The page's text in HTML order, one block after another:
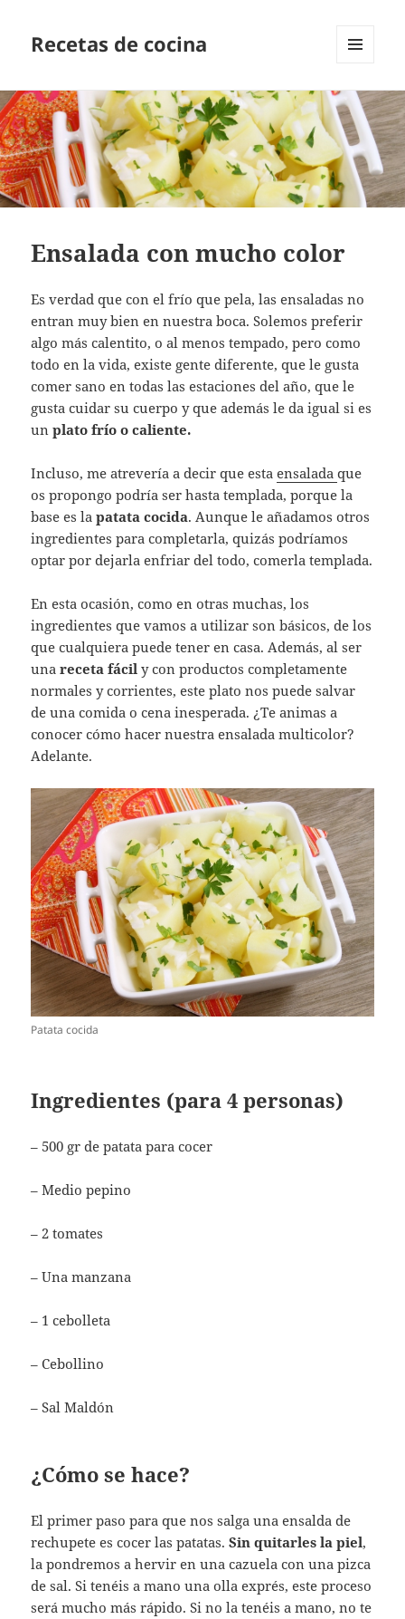
Recetas de cocina
WIDGETS
Ensalada con mucho color
Es verdad que con el frío que pela, las ensaladas no
entran muy bien en nuestra boca. Solemos preferir
algo más calentito, o al menos tempado, pero como
todo en la vida, existe gente diferente, que le gusta
comer sano en todas las estaciones del año, que le
gusta cuidar su cuerpo y que además le da igual si es
un plato frío o caliente.
Incluso, me atrevería a decir que estaensaladaque
os propongo podría ser hasta templada, porque la
base es la patata cocida. Aunque le añadamos otros
ingredientes para completarla, quizás podríamos
optar por dejarla enfriar del todo, comerla templada.
En esta ocasión, como en otras muchas, los
ingredientes que vamos a utilizar son básicos, de los
que cualquiera puede tener en casa. Además, al ser
una receta fácil y con productos completamente
normales y corrientes, este plato nos puede salvar
de una comida o cena inesperada. ¿Te animas a
conocer cómo hacer nuestra ensalada multicolor?
Adelante.
Patata cocida
Ingredientes (para 4 personas)
– 500 gr de patata para cocer
– Medio pepino
– 2 tomates
– Una manzana
– 1 cebolleta
– Cebollino
– Sal Maldón
¿Cómo se hace?
El primer paso para que nos salga una ensalda de
rechupete es cocer las patatas. Sin quitarles la piel,
la pondremos a hervir en una cazuela con una pizca
de sal. Si tenéis a mano una olla exprés, este proceso
será mucho más rápido. Si no la tenéis a mano, no te